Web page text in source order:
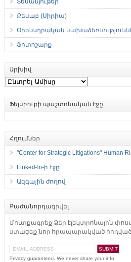
Տեսանյութեր
Քեսաբ (Սիրիա)
Օրենսդրական
Ֆոտոշարք
Արխիվ
Արխիվ
Ֆեյսբուքի պաշտոնական էջը
Հղումներ
"Center for Strategic Litigations" Human
Linked-In-ի էջը
Ազգային ժողով
Բաժանորդագրվել
Մուտքագրեք Ձեր էլեկտրոնային
ստացեք նոր հրապարակված
Privacy guaranteed. We never share your info.